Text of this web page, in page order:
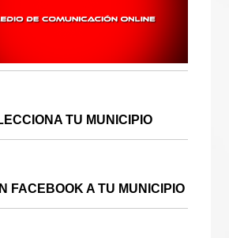
TU MUNICIPIO
FACEBOOK A TU MUNICIPIO